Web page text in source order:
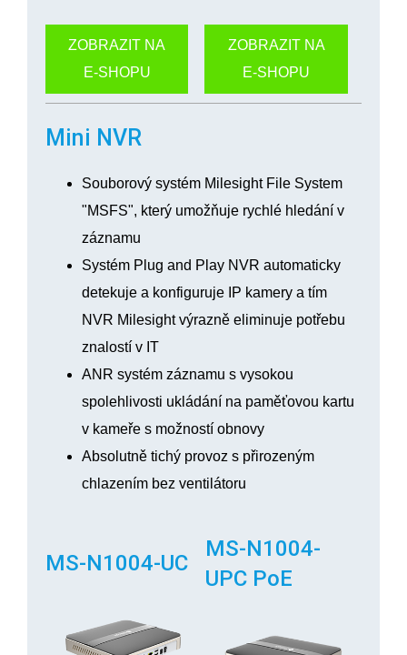
ZOBRAZIT NA
E-SHOPU
ZOBRAZIT NA
E-SHOPU
Mini NVR
Souborový systém Milesight File System
"MSFS", který umožňuje rychlé hledání v
záznamu
Systém Plug and Play NVR automaticky
detekuje a konfiguruje IP kamery a tím
NVR Milesight výrazně eliminuje potřebu
znalostí v IT
ANR systém záznamu s vysokou
spolehlivosti ukládání na paměťovou kartu
v kameře s možností obnovy
Absolutně tichý provoz s přirozeným
chlazením bez ventilátoru
MS-N1004-UC
MS-N1004-
UPC PoE